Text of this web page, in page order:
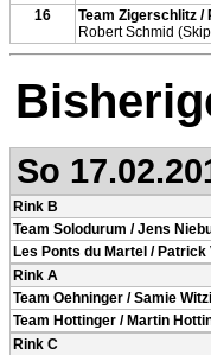
16
Team Zigerschlitz /
Robert Schmid
So
Rink B
Team Solodurum / Jens
Les Ponts du Martel / Patrick
Rink A
Team Oehninger / Samie
Team Hottinger / Martin
Rink C